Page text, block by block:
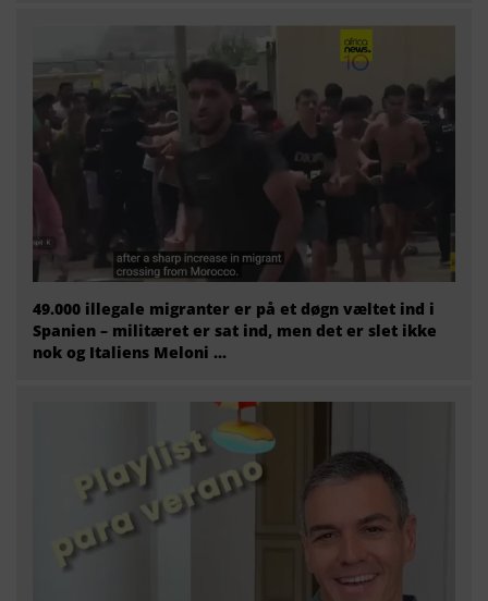
49.000 illegale migranter er på et døgn væltet ind i
Spanien – militæret er sat ind, men det er slet ikke
nok og Italiens Meloni ...